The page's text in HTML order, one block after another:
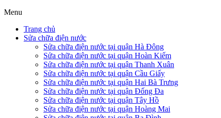
Menu
Trang chủ
Sửa chữa điện nước
Sửa chữa điện nước tại quận Hà Đông
Sửa chữa điện nước tại quận Hoàn Kiếm
Sửa chữa điện nước tại quận Thanh Xuân
Sửa chữa điện nước tại quận Cầu Giấy
Sửa chữa điện nước tại quận Hai Bà Trưng
Sửa chữa điện nước tại quận Đống Đa
Sửa chữa điện nước tại quận Tây Hồ
Sửa chữa điện nước tại quận Hoàng Mai